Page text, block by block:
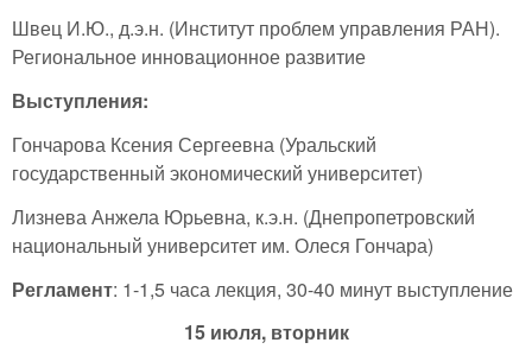
Швец И.Ю., д.э.н. (Институт проблем управления РАН).
Региональное инновационное развитие
Выступления:
Гончарова Ксения Сергеевна (Уральский
государственный экономический университет)
Лизнева Анжела Юрьевна, к.э.н. (Днепропетровский
национальный университет им. Олеся Гончара)
Регламент: 1-1,5 часа лекция, 30-40 минут выступление
15 июля, вторник